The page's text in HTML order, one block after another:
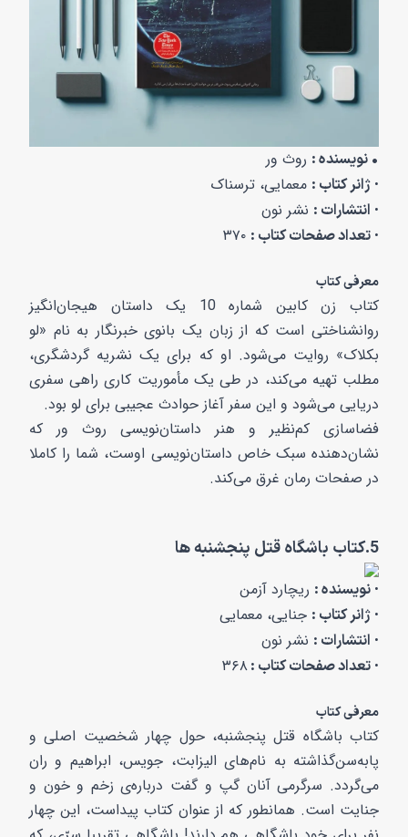
• نویسنده : روث ور
• ژانر کتاب : معمایی، ترسناک
• انتشارات : نشر نون
• تعداد صفحات کتاب :
معرفی کتاب
کتاب زن کابین شماره 10 یک داستان هیجان‌انگیز
روانشناختی است که از زبان یک بانوی خبرنگار به نام «لو
بکلاک» روایت می‌شود. او که برای یک نشریه گردشگری،
مطلب تهیه می‌کند، در طی یک مأموریت کاری راهی سفری
دریایی می‌شود و این سفر آغاز حوادث عجیبی برای لو بود.
فضاسازی کم‌نظیر و هنر داستان‌نویسی روث ور که
نشان‌دهنده سبک خاص داستان‌نویسی اوست، شما را کاملا
در صفحات رمان غرق می‌کند.
5.کتاب باشگاه قتل پنجشنبه ها
• نویسنده : ریچارد آزمن
• ژانر کتاب : جنایی، معمایی
• انتشارات : نشر نون
• تعداد صفحات کتاب :۳۶۸
معرفی کتاب
کتاب باشگاه قتل پنجشنبه‌، حول چهار شخصیت اصلی و
پابه‌سن‌گذاشته به نام‌های الیزابت، جویس، ابراهیم و ران
می‌گردد. سرگرمی آنان گپ و گفت درباره‌ی زخم و خون و
جنایت است. همانطور که از عنوان کتاب پیداست، این چهار